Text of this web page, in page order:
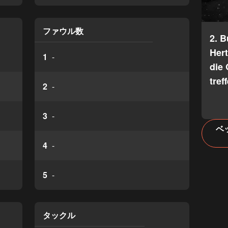
ファウル数
1 -
2 -
3 -
4 -
5 -
タックル
2.
die
ベ